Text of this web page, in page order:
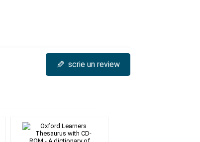
✎ scrie un review